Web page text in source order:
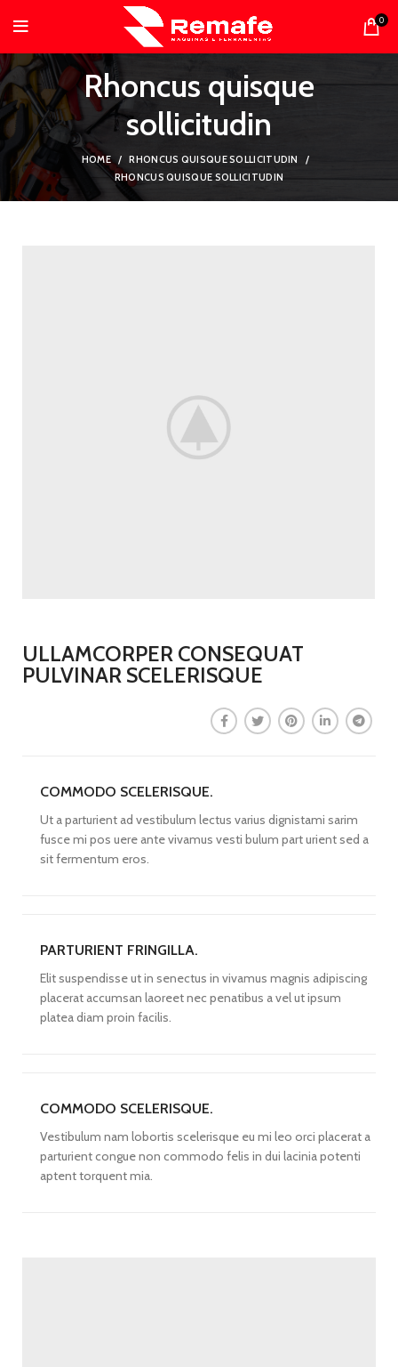
0
Rhoncus quisque
sollicitudin
HOME
RHONCUS QUISQUE SOLLICITUDIN
RHONCUS QUISQUE SOLLICITUDIN
ULLAMCORPER CONSEQUAT
PULVINAR SCELERISQUE
COMMODO SCELERISQUE.
Ut a parturient ad vestibulum lectus varius dignistami sarim
fusce mi pos uere ante vivamus vesti bulum part urient sed a
sit fermentum eros.
PARTURIENT FRINGILLA.
Elit suspendisse ut in senectus in vivamus magnis adipiscing
placerat accumsan laoreet nec penatibus a vel ut ipsum
platea diam proin facilis.
COMMODO SCELERISQUE.
Vestibulum nam lobortis scelerisque eu mi leo orci placerat a
parturient congue non commodo felis in dui lacinia potenti
aptent torquent mia.